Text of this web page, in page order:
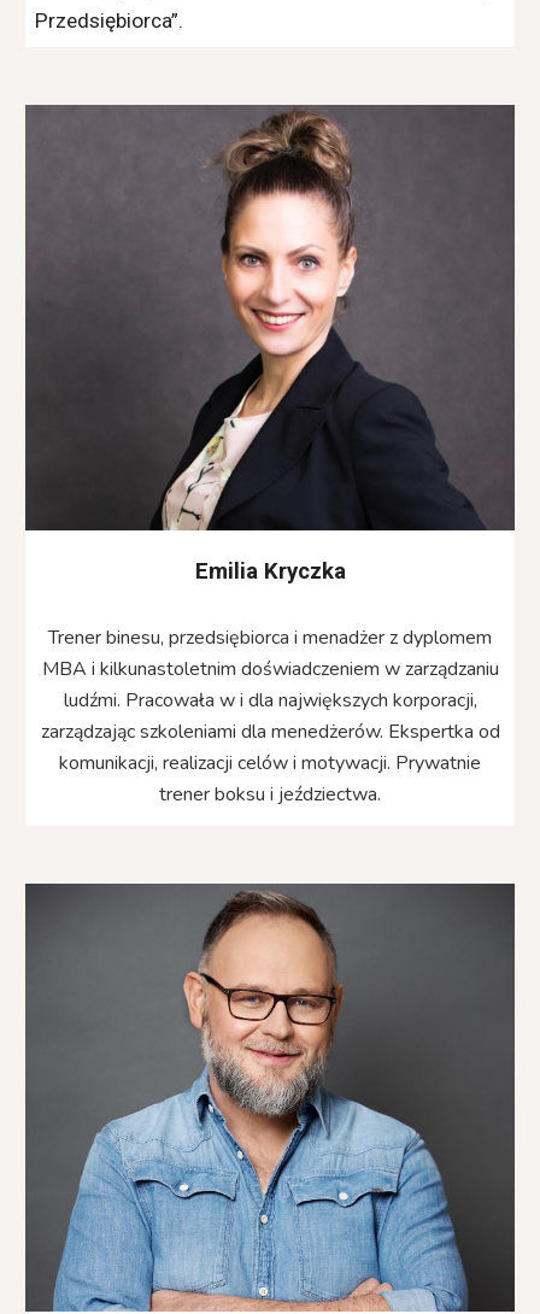
Przedsiębiorca”.
Emilia Kryczka
Trener binesu, przedsiębiorca i menadżer z dyplomem
MBA i kilkunastoletnim doświadczeniem w zarządzaniu
ludźmi. Pracowała w i dla największych korporacji,
zarządzając szkoleniami dla menedżerów. Ekspertka od
komunikacji, realizacji celów i motywacji. Prywatnie
trener boksu i jeździectwa.